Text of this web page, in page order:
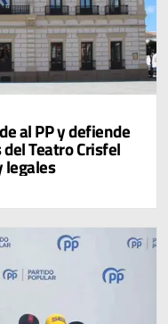
al PP y defiende
Teatro Crisfel
legales